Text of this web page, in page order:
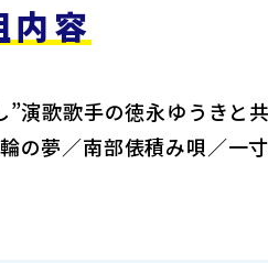
内容
演歌歌手の徳永ゆうきと
の夢／南部俵積み唄／一